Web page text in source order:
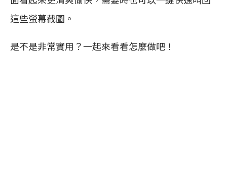
這些螢幕截圖。
是不是非常實用？一起來看看怎麼做吧！